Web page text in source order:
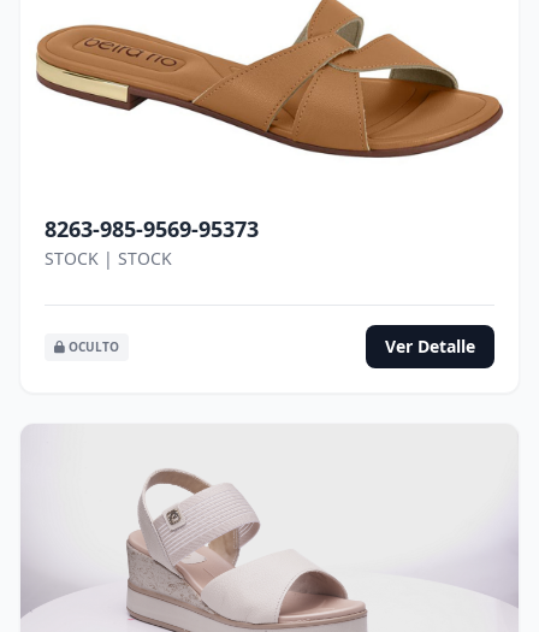
8263-985-9569-95373
STOCK | STOCK
OCULTO Ver Detalle